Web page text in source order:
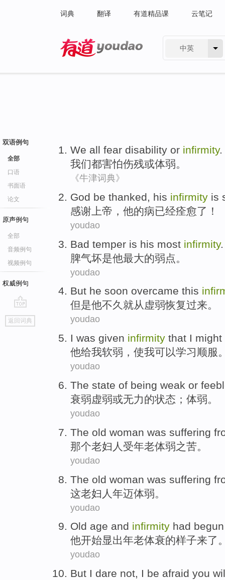
词典 翻译 有道精品课 云笔记
中英
双语例句
全部
口语
书面语
论文
原声例句
全部
音频例句
视频例句
权威例句
go
top
返回词典
We all fear disability or infirmity.
我们都害怕伤残或体弱。
《牛津词典》
God be thanked, his infirmity is
感谢 上帝 ， 他的病已经痊愈了！
youdao
Bad temper is his most infirmity.
脾气坏是他最大的弱点 。
youdao
But he soon overcame this
但是他不久就从 虚弱恢复过来。
youdao
I was given infirmity that I might
他给我软弱 ，使我可以学习顺服
youdao
The state of being weak or
衰弱虚弱或无力的状态 ；体弱。
youdao
The old woman was suffering
那个老妇 人 受年老体弱之苦。
youdao
The old woman was suffering
这老妇 人 年迈体弱 。
youdao
Old age and infirmity had
他开始显出年老体衰的样子来了
youdao
But I dare not, I be afraid you